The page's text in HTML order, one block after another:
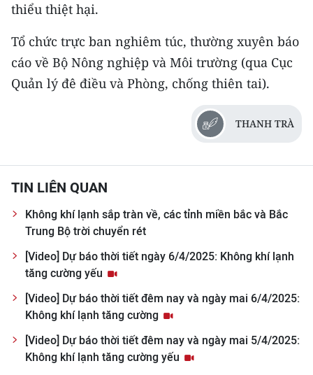
THỜI NAY
NHÂN DÂN CUỐI TUẦN
NHÂN DÂN HẰNG THÁNG
ENGLISH
中文
FRANÇAIS
РУССКИЙ
한국어
thiểu thiệt hại.
Tổ chức trực ban nghiêm túc, thường xuyên báo
cáo về Bộ Nông nghiệp và Môi trường (qua Cục
Quản lý đê điều và Phòng, chống thiên tai).
THANH TRÀ
TIN LIÊN QUAN
Không khí lạnh sắp tràn về, các tỉnh miền bắc và Bắc
Trung Bộ trời chuyển rét
[Video] Dự báo thời tiết ngày 6/4/2025: Không khí lạnh
tăng cường yếu
[Video] Dự báo thời tiết đêm nay và ngày mai 6/4/2025:
Không khí lạnh tăng cường
[Video] Dự báo thời tiết đêm nay và ngày mai 5/4/2025:
Không khí lạnh tăng cường yếu